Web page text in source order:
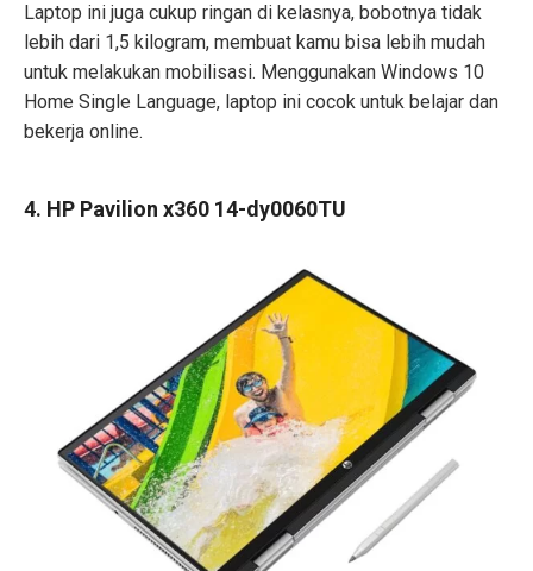
Laptop ini juga cukup ringan di kelasnya, bobotnya tidak
lebih dari 1,5 kilogram, membuat kamu bisa lebih mudah
untuk melakukan mobilisasi. Menggunakan Windows 10
Home Single Language, laptop ini cocok untuk belajar dan
bekerja online.
4. HP Pavilion x360 14-dy0060TU